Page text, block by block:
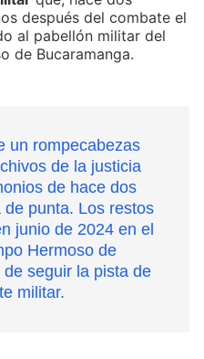
después del combate el
al pabellón militar del
de Bucaramanga.
un rompecabezas
de la justicia
de hace dos
punta. Los restos
junio de 2024 en el
Hermoso de
seguir la pista de
militar.